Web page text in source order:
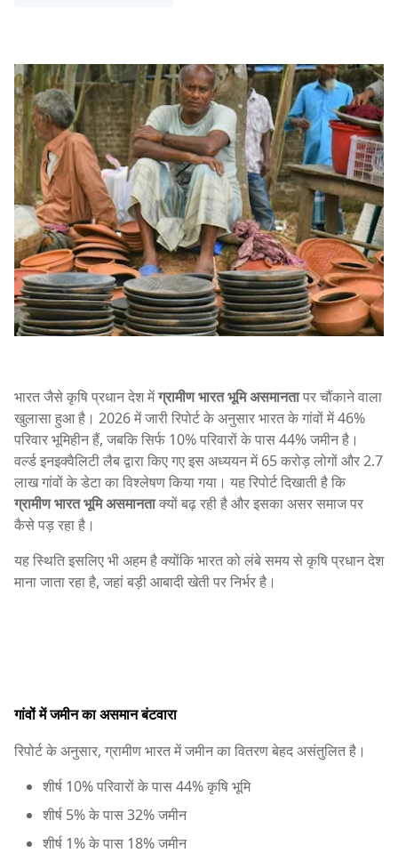
भारत जैसे कृषि प्रधान देश मेंग्रामीण भारत भूमि असमानतापर चौंकाने वाला
खुलासा हुआ है। 2026 में जारी रिपोर्ट के अनुसार भारत के गांवों में 46%
परिवार भूमिहीन हैं, जबकि सिर्फ 10% परिवारों के पास 44% जमीन है।
वर्ल्ड इनइक्वैलिटी लैब द्वारा किए गए इस अध्ययन में 65 करोड़ लोगों और 2.7
लाख गांवों के डेटा का विश्लेषण किया गया। यह रिपोर्ट दिखाती है कि
ग्रामीण भारत भूमि असमानताक्यों बढ़ रही है और इसका असर समाज पर
कैसे पड़ रहा है।
यह स्थिति इसलिए भी अहम है क्योंकि भारत को लंबे समय से कृषि प्रधान देश
माना जाता रहा है, जहां बड़ी आबादी खेती पर निर्भर है।
गांवों में जमीन का असमान बंटवारा
रिपोर्ट के अनुसार, ग्रामीण भारत में जमीन का वितरण बेहद असंतुलित है।
शीर्ष 10% परिवारों के पास 44% कृषि भूमि
शीर्ष 5% के पास 32% जमीन
शीर्ष 1% के पास 18% जमीन